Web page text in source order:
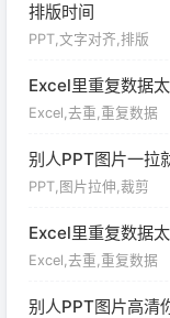
排版时间
PPT,文字对齐,排版
Excel里重复数据
Excel,去重,重复数据
别人PPT图片一拉
PPT,图片拉伸,裁剪
Excel里重复数据
Excel,去重,重复数据
别人PPT图片高清